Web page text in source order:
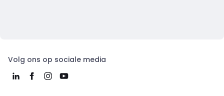
Volg ons op sociale media